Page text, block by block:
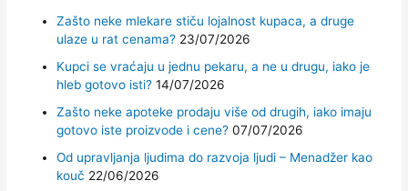
Zašto neke mlekare stiču lojalnost kupaca, a druge
ulaze u rat cenama? 23/07/2026
Kupci se vraćaju u jednu pekaru, a ne u drugu, iako je
hleb gotovo isti? 14/07/2026
Zašto neke apoteke prodaju više od drugih, iako imaju
gotovo iste proizvode i cene? 07/07/2026
Od upravljanja ljudima do razvoja ljudi – Menadžer kao
kouč 22/06/2026